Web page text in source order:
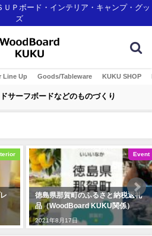
Ｐボード・インテリア・キャンプ・グッ
ズ
Line Up Goods/Tableware KUKU SHOP
サーフボードなどのものづくり
Event
徳島県那賀町のふるさと納税返礼
品（WoodBoard KUKU関係）
2021年8月17日